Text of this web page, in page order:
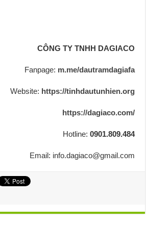
CÔNG TY TNHH DAGIACO
Fanpage: m.me/dautramdagiafa
Website: https://tinhdautunhien.org
https://dagiaco.com/
Hotline: 0901.809.484
Email: info.dagiaco@gmail.com